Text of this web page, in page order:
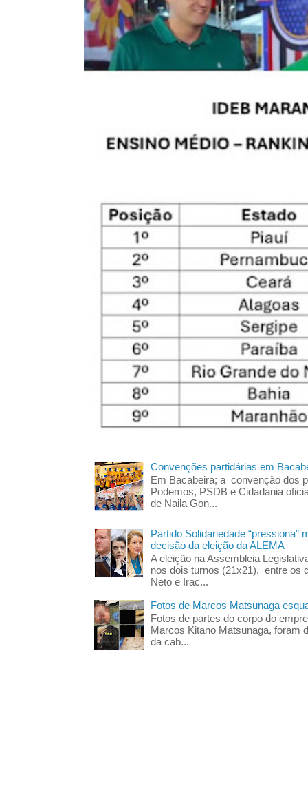
Convenções partidárias em
Em Bacabeira; a convenção dos
Podemos, PSDB e Cidadania
de Naila Gon...
Partido Solidariedade “pressiona”
decisão da eleição da ALEMA
A eleição na Assembleia
nos dois turnos (21x21), entre os
Neto e Irac...
Fotos de Marcos Matsunaga
Fotos de partes do corpo do
Marcos Kitano Matsunaga, foram
da cab...